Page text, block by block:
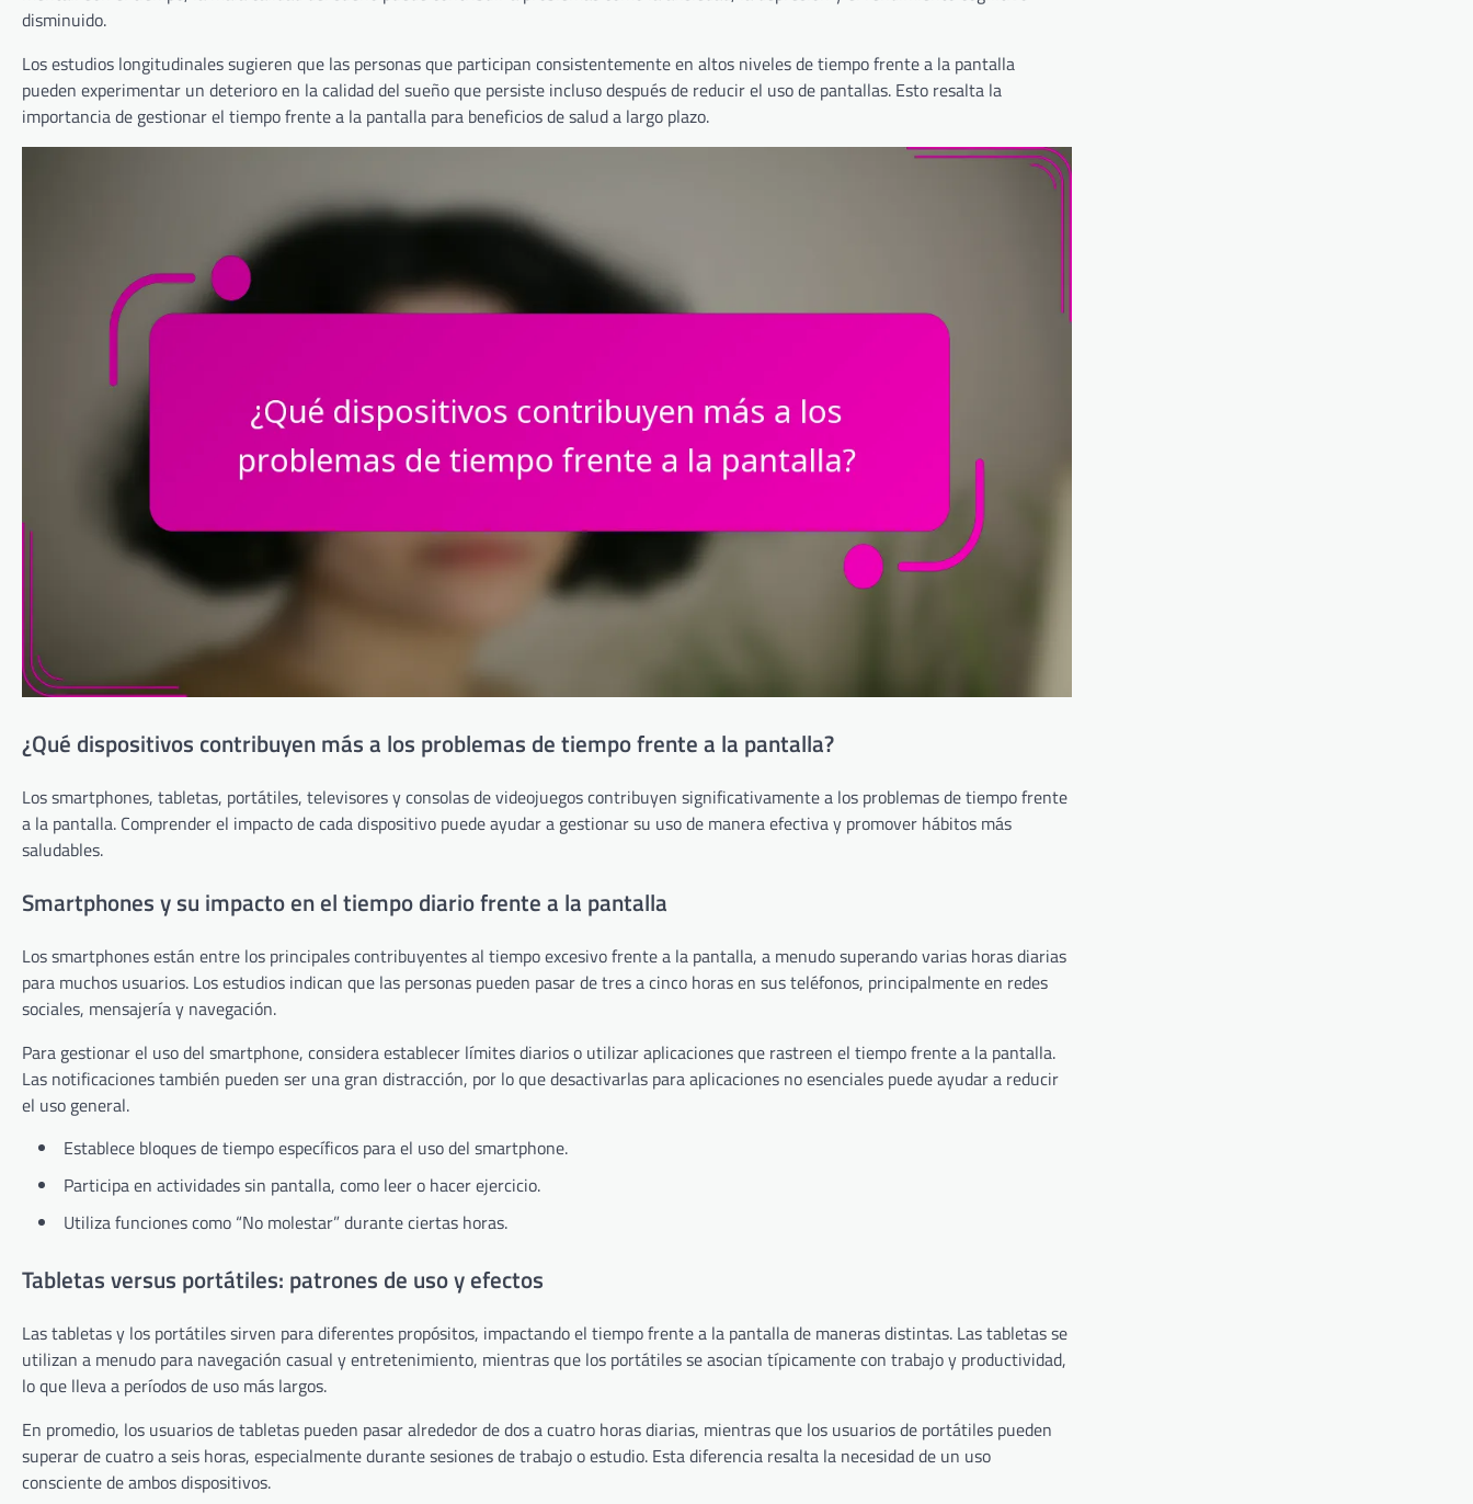
disminuido.
Los estudios longitudinales sugieren que las personas que participan consistentemente en altos niveles de tiempo frente a la pantalla
pueden experimentar un deterioro en la calidad del sueño que persiste incluso después de reducir el uso de pantallas. Esto resalta la
importancia de gestionar el tiempo frente a la pantalla para beneficios de salud a largo plazo.
¿Qué dispositivos contribuyen más a los problemas de tiempo frente a la pantalla?
Los smartphones, tabletas, portátiles, televisores y consolas de videojuegos contribuyen significativamente a los problemas de tiempo frente
a la pantalla. Comprender el impacto de cada dispositivo puede ayudar a gestionar su uso de manera efectiva y promover hábitos más
saludables.
Smartphones y su impacto en el tiempo diario frente a la pantalla
Los smartphones están entre los principales contribuyentes al tiempo excesivo frente a la pantalla, a menudo superando varias horas diarias
para muchos usuarios. Los estudios indican que las personas pueden pasar de tres a cinco horas en sus teléfonos, principalmente en redes
sociales, mensajería y navegación.
Para gestionar el uso del smartphone, considera establecer límites diarios o utilizar aplicaciones que rastreen el tiempo frente a la pantalla.
Las notificaciones también pueden ser una gran distracción, por lo que desactivarlas para aplicaciones no esenciales puede ayudar a reducir
el uso general.
Establece bloques de tiempo específicos para el uso del smartphone.
Participa en actividades sin pantalla, como leer o hacer ejercicio.
Utiliza funciones como “No molestar” durante ciertas horas.
Tabletas versus portátiles: patrones de uso y efectos
Las tabletas y los portátiles sirven para diferentes propósitos, impactando el tiempo frente a la pantalla de maneras distintas. Las tabletas se
utilizan a menudo para navegación casual y entretenimiento, mientras que los portátiles se asocian típicamente con trabajo y productividad,
lo que lleva a períodos de uso más largos.
En promedio, los usuarios de tabletas pueden pasar alrededor de dos a cuatro horas diarias, mientras que los usuarios de portátiles pueden
superar de cuatro a seis horas, especialmente durante sesiones de trabajo o estudio. Esta diferencia resalta la necesidad de un uso
consciente de ambos dispositivos.